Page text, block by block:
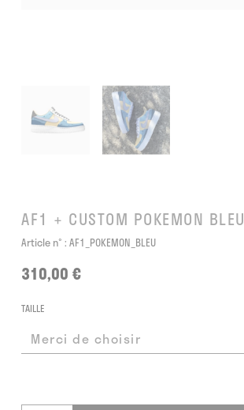
AF1 + CUSTOM POKEMON BLEU
Article n° : AF1_POKEMON_BLEU
310,00 €
TAILLE